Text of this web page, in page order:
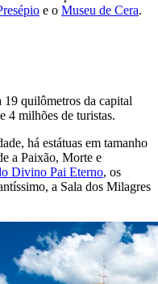
e o Museu de Cera.
19 quilômetros da capital
4 milhões de turistas.
há estátuas em tamanho
a Paixão, Morte e
Divino Pai Eterno, os
a Sala dos Milagres